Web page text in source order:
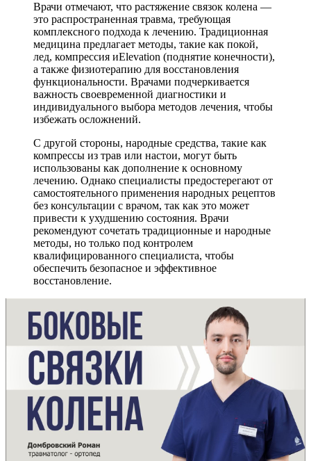
Врачи отмечают, что растяжение связок колена —
это распространенная травма, требующая
комплексного подхода к лечению. Традиционная
медицина предлагает методы, такие как покой,
лед, компрессия иElevation (поднятие конечности),
а также физиотерапию для восстановления
функциональности. Врачами подчеркивается
важность своевременной диагностики и
индивидуального выбора методов лечения, чтобы
избежать осложнений.
С другой стороны, народные средства, такие как
компрессы из трав или настои, могут быть
использованы как дополнение к основному
лечению. Однако специалисты предостерегают от
самостоятельного применения народных рецептов
без консультации с врачом, так как это может
привести к ухудшению состояния. Врачи
рекомендуют сочетать традиционные и народные
методы, но только под контролем
квалифицированного специалиста, чтобы
обеспечить безопасное и эффективное
восстановление.